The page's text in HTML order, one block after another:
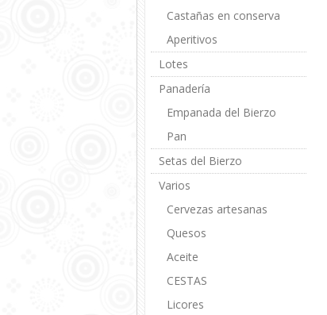
Castañas en conserva
Aperitivos
Lotes
Panadería
Empanada del Bierzo
Pan
Setas del Bierzo
Varios
Cervezas artesanas
Quesos
Aceite
CESTAS
Licores